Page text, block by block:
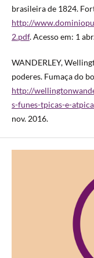
brasileira de 1824.
http://
2.pdf. Acesso em: 1
WANDERLEY,
poderes. Fumaça do
http://
s-funes-tpicas-e-
nov. 2016.